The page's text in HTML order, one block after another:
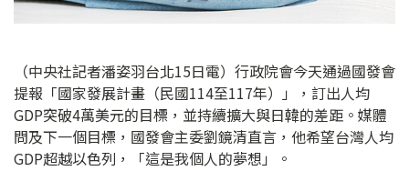
（中央社記者潘姿羽台北15日電）行政院會今天通過國發會
提報「國家發展計畫（民國114至117年）」，訂出人均
GDP突破4萬美元的目標，並持續擴大與日韓的差距。媒體
問及下一個目標，國發會主委劉鏡清直言，他希望台灣人均
GDP超越以色列，「這是我個人的夢想」。